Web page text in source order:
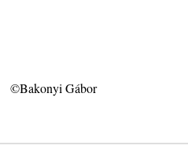
©Bakonyi Gábor